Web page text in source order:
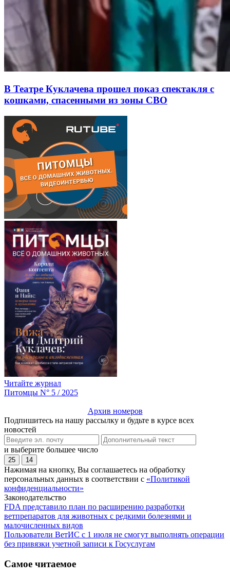
В Театре Куклачева прошел показ спектакля с
кошками, спасенными из зоны СВО
Читайте журнал
Питомцы N° 5 / 2025
Архив номеров
Подпишитесь на нашу рассылку и будьте в курсе всех
новостей
и выберите большее число
25 14
Нажимая на кнопку, Вы соглашаетесь на обработку
персональных данных в соответствии с «Политикой
конфиденциальности»
Законодательство
FDA представило план по расширению разработки
ветпрепаратов для животных с редкими болезнями и
малочисленных видов
Пользователи ВетИС с 1 июля не смогут выполнять операции
без привязки учетной записи к Госуслугам
Самое читаемое